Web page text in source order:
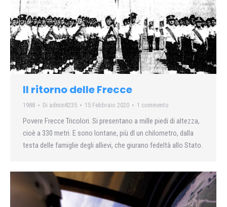
Il ritorno delle Frecce
1988 Di admin8235 15 Febbraio 2020 1 commento
Povere Frecce Tricolori. Si presentano a mille piedi di altezza,
cioè a 330 metri. E sono lontane, più dl un chilometro, dalla
testa delle famiglie degli allievi, che giurano fedeltà allo Stato.